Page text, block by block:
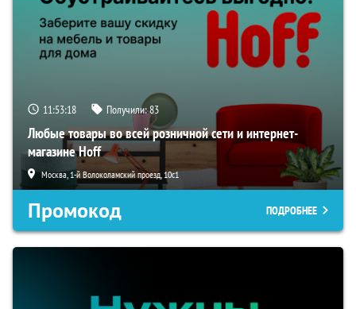
11:53:18 Получили:83
Любые товары во всей розничной сети и интернет-
магазине Hoff
Москва, 1-й Волоколамский проезд, 10с1
Промокод ПОДРОБНЕЕ